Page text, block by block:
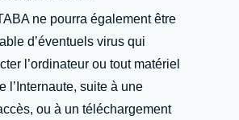
ne pourra également être
d’éventuels virus qui
l’ordinateur ou tout matériel
l’Internaute, suite à une
ou à un téléchargement